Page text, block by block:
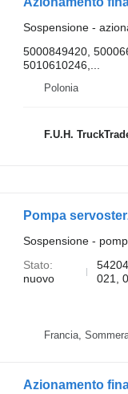
Sospensione -
5000849420,
5010610246,...
Polonia
F.U.H.
Pompa
Sospensione -
Stato
nuovo
021,
Francia,